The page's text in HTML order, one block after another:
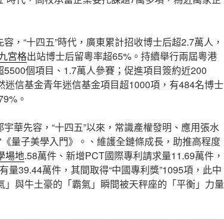
容，“十四五”時代，廣東累計招收博士后超2.7萬人，
宮格出站博士后留粵率超65%。持續舉行兩屆粵港
個項目、1.7萬人參賽；促進項目簽約近200
信基金青年迷信基金項目超1000項，有484名博士
。
華先容，“十四五”以來，常識產權發明、應用張水
量子美學入門》。、維護全鏈條成長，助推高程度
場地.58萬件、新增PCT國際專利請求量11.69萬件，
39.44萬件，其間取得“中國專利獎”1095項，此中
與牛土豪的「霸氣」瞬間被天秤座的「平衡」力量